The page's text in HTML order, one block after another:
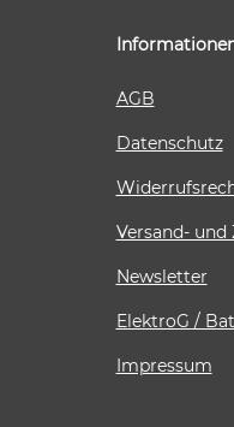
AGB
Datenschutz
Versand-
Newsletter
ElektroG /
Impressum